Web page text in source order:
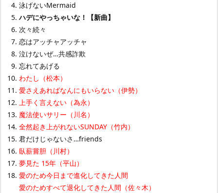
泳げないMermaid
ハデにやっちゃいな！【新曲】
次々続々
恋はアッチャアッチャ
泣けないぜ…共感詐欺
忘れてあげる
わたし（松本）
愛さえあればなんにもいらない（伊勢）
上手く言えない（為永）
魔法使いサリー（川名）
全然起き上がれないSUNDAY（竹内）
君だけじゃないさ…friends
臥薪嘗胆（川村）
夢見た 15年（平山）
愛のため今日まで進化してきた人間
愛のためすべて退化してきた人間（佐々木）